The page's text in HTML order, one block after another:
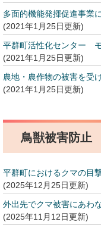
多面的機能発揮促進事業
2021年1月25日更新
平群町活性化センター
2021年1月25日更新
農地・農作物の被害を受
2021年1月25日更新
鳥獣被害防止
平群町におけるクマの目
2025年12月25日更新
外出先でクマ被害にあわ
2025年11月12日更新